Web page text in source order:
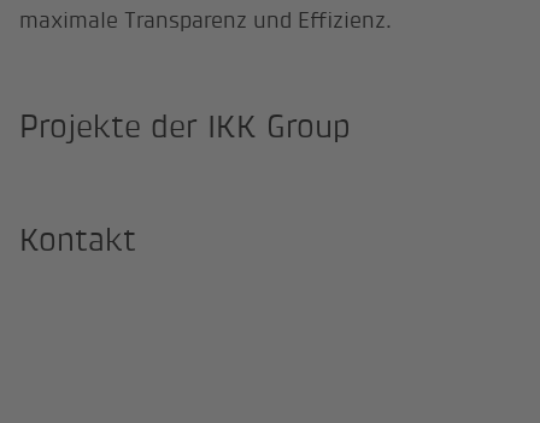
maximale Transparenz und Effizienz.
Projekte der IKK Group
Kontakt